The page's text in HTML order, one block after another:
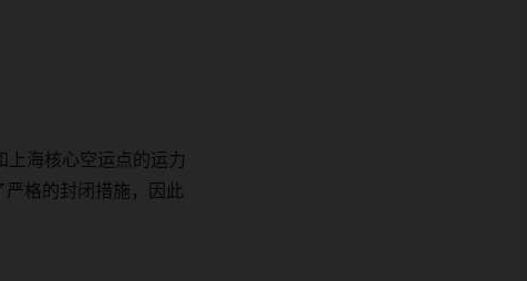
上海核心空运点的运力
格的封闭措施，因此